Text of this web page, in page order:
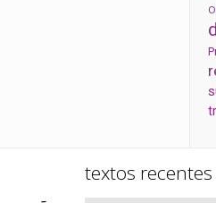
textos recentes